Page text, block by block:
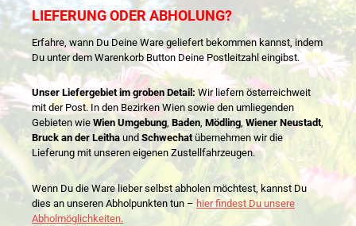
LIEFERUNG ODER ABHOLUNG?
Erfahre, wann Du Deine Ware geliefert bekommen kannst, indem
Du unter dem Warenkorb Button Deine Postleitzahl eingibst.
Unser Liefergebiet im groben Detail: Wir liefern österreichweit
mit der Post. In den Bezirken Wien sowie den umliegenden
Gebieten wie Wien Umgebung, Baden, Mödling, Wiener Neustadt,
Bruck an der Leitha und Schwechatübernehmen wir die
Lieferung mit unseren eigenen Zustellfahrzeugen.
Wenn Du die Ware lieber selbst abholen möchtest, kannst Du
dies an unseren Abholpunkten tun – hier findest Du unsere
Abholmöglichkeiten.